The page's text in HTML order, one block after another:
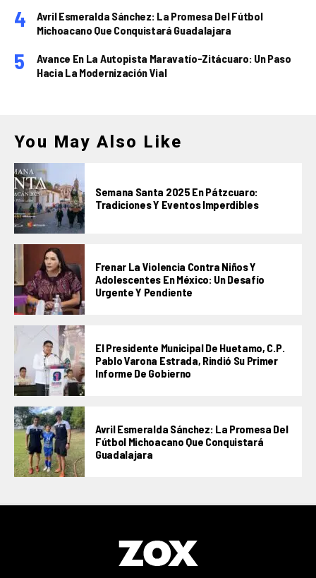
Avril Esmeralda Sánchez: La Promesa Del Fútbol
Michoacano Que Conquistará Guadalajara
Avance En La Autopista Maravatío-Zitácuaro: Un Paso
Hacia La Modernización Vial
You May Also Like
Semana Santa 2025 En Pátzcuaro:
Tradiciones Y Eventos Imperdibles
Frenar La Violencia Contra Niños Y
Adolescentes En México: Un Desafío
Urgente Y Pendiente
El Presidente Municipal De Huetamo, C.P.
Pablo Varona Estrada, Rindió Su Primer
Informe De Gobierno
Avril Esmeralda Sánchez: La Promesa Del
Fútbol Michoacano Que Conquistará
Guadalajara